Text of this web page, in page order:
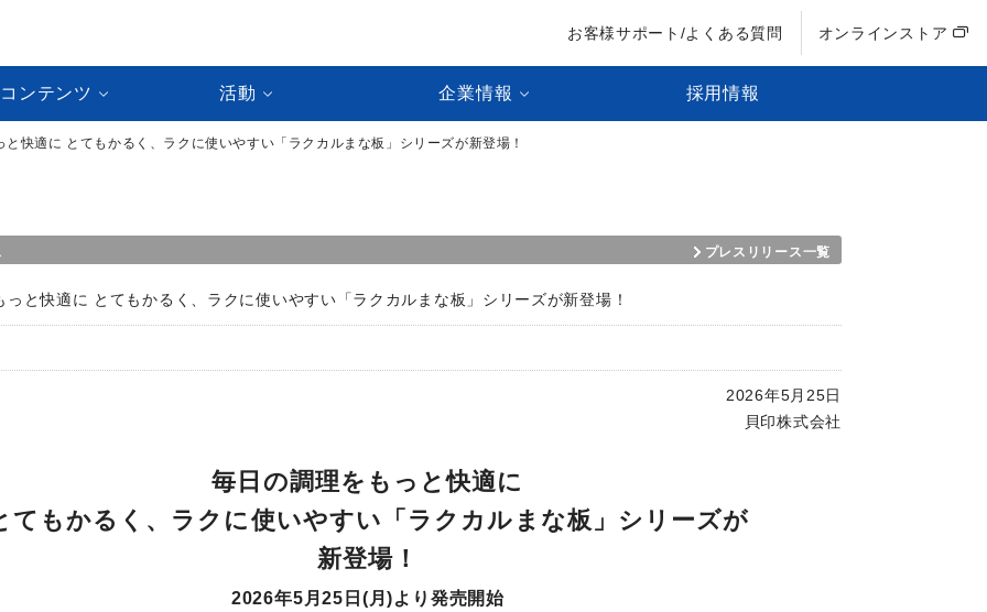
お客様サポート/よくある質問 オンラインストア
ンテンツ 活動 企業情報 採用情報
と快適に とてもかるく、ラクに使いやすい「ラクカルまな板」シリーズが新登場！
プレスリリース一覧
っと快適に とてもかるく、ラクに使いやすい「ラクカルまな板」シリーズが新登場！
2026年5月25日
貝印株式会社
毎日の調理をもっと快適に
てもかるく、ラクに使いやすい 「ラクカルまな板」シリーズが
新登場！
2026年5月25日(月)より発売開始